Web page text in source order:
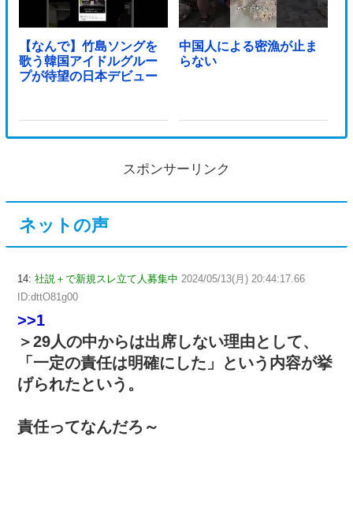
【なんで】竹島ソングを
歌う韓国アイドルグルー
プが待望の日本デビュー
中国人による密漁が止ま
らない
スポンサーリンク
ネットの声
14: 社説＋で新規スレ立て人募集中 2024/05/13(月) 20:44:17.66
ID:dttO81g00
>>1
＞29人の中からは出席しない理由として、
「一定の責任は明確にした」という内容が挙
げられたという。
責任ってなんだろ～